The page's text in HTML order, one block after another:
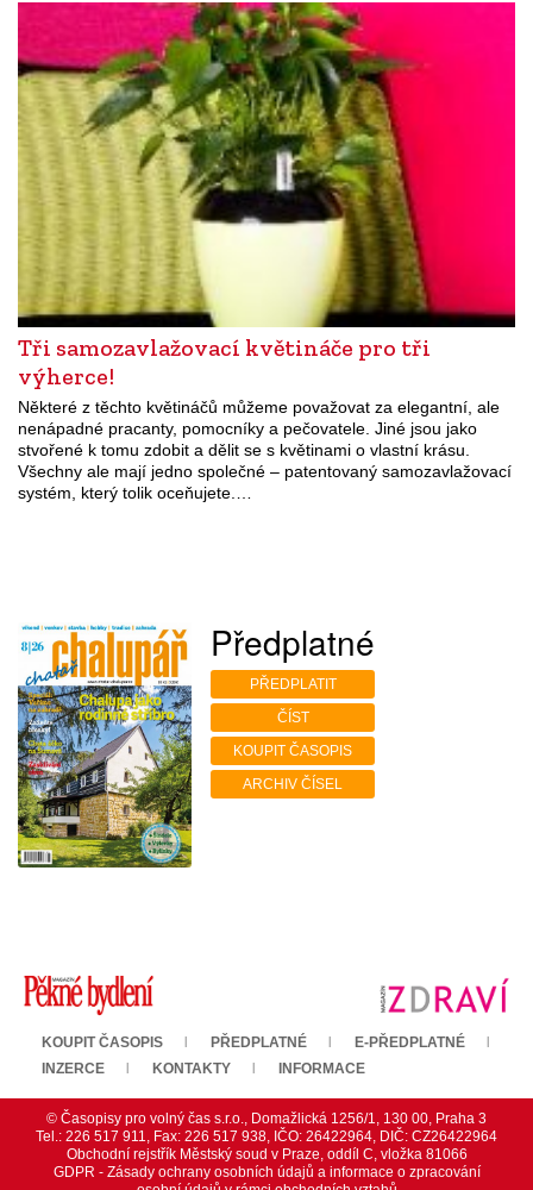
Tři samozavlažovací květináče pro tři
výherce!
Některé z těchto květináčů můžeme považovat za elegantní, ale
nenápadné pracanty, pomocníky a pečovatele. Jiné jsou jako
stvořené k tomu zdobit a dělit se s květinami o vlastní krásu.
Všechny ale mají jedno společné – patentovaný samozavlažovací
systém, který tolik oceňujete.…
Předplatné
PŘEDPLATIT
ČÍST
KOUPIT ČASOPIS
ARCHIV ČÍSEL
KOUPIT ČASOPIS PŘEDPLATNÉ
E-PŘEDPLATNÉ
INZERCE
KONTAKTY INFORMACE
© Časopisy pro volný čas s.r.o., Domažlická 1256/1, 130 00, Praha 3
Tel.: 226 517 911, Fax: 226 517 938, IČO: 26422964, DIČ: CZ26422964
Obchodní rejstřík Městský soud v Praze, oddíl C, vložka 81066
GDPR - Zásady ochrany osobních údajů a informace o zpracování